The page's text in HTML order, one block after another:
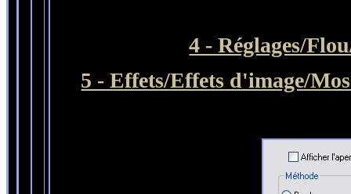
4 - Réglages/
5 - Effets/Effets d'image/